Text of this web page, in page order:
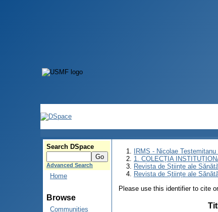
Search DSpace
Advanced Search
Home
Browse
Communities
IRMS - Nicolae
1. COLECȚIA
Revista de Științe ale
Revista de Științe ale
Please use this identifier to cite